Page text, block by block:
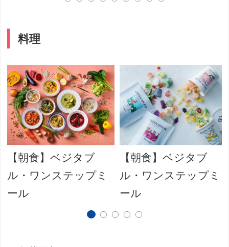
料理
【朝食】ベジタブ
ル・ワンステップミ
ール
【朝食】ベジタブ
ル・ワンステップミ
ール